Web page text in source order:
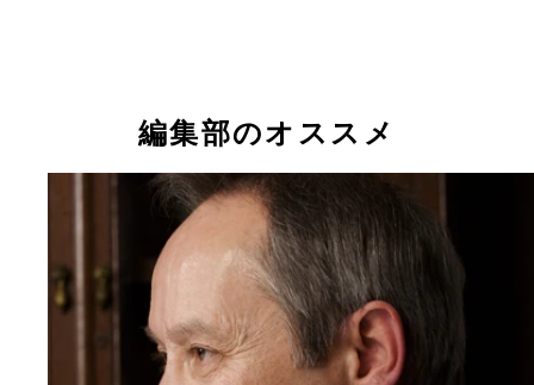
差別的かつ非科学的な詭弁を、アメリカ社会は長
て少しずつ駆逐してきたと語るモーリー氏
編集部のオススメ